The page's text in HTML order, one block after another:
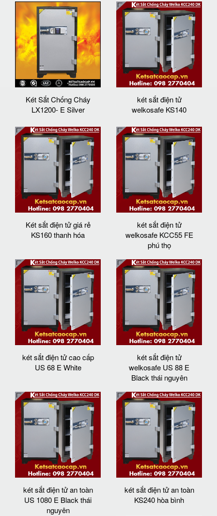
Két Sắt Chống Cháy
LX1200- E Silver
két sắt điện tử
welkosafe KS140
Két sắt điện tử giá rẻ
KS160 thanh hóa
két sắt điện tử
welkosafe KCC55 FE
phú thọ
két sắt điện tử cao cấp
US 68 E White
két sắt điện tử
welkosafe US 88 E
Black thái nguyên
két sắt điện tử an toàn
US 1080 E Black thái
nguyên
két sắt điện tử an toàn
KS240 hòa bình